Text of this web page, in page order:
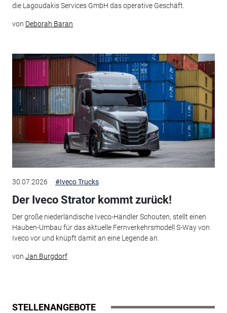
die Lagoudakis Services GmbH das operative Geschäft.
von Deborah Baran
30.07.2026 #Iveco Trucks
Der Iveco Strator kommt zurück!
Der große niederländische Iveco-Händler Schouten, stellt einen
Hauben-Umbau für das aktuelle Fernverkehrsmodell S-Way von
Iveco vor und knüpft damit an eine Legende an.
von Jan Burgdorf
STELLENANGEBOTE